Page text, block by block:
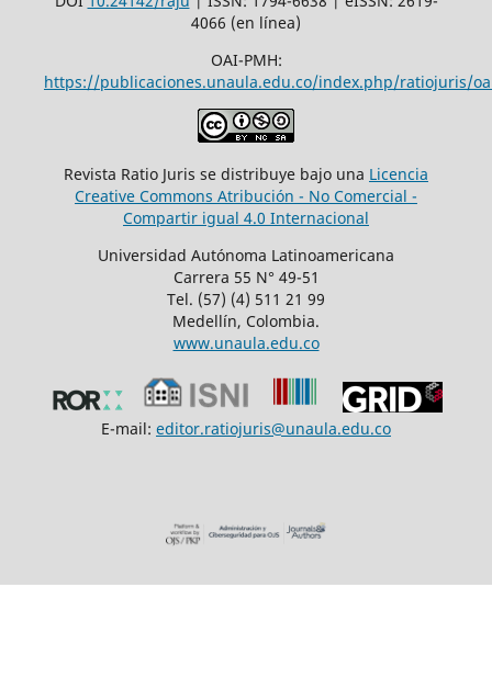
4066 (en línea)
OAI-PMH:
https://publicaciones.unaula.edu.co/index.php/ratiojuris/
Revista Ratio Juris se distribuye bajo una Licencia
Creative Commons Atribución - No Comercial -
Compartir igual 4.0 Internacional
Universidad Autónoma Latinoamericana
Carrera 55 N° 49-51
Tel. (57) (4) 511 21 99
Medellín, Colombia.
www.unaula.edu.co
E-mail: editor.ratiojuris@unaula.edu.co